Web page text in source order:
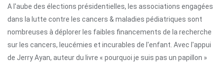
A l'aube des élections présidentielles, les associations engagées
dans la lutte contre les cancers & maladies pédiatriques sont
nombreuses à déplorer les faibles financements de la recherche
sur les cancers, leucémies et incurables de l'enfant. Avec l'appui
de Jerry Ayan, auteur du livre « pourquoi je suis pas un papillon »